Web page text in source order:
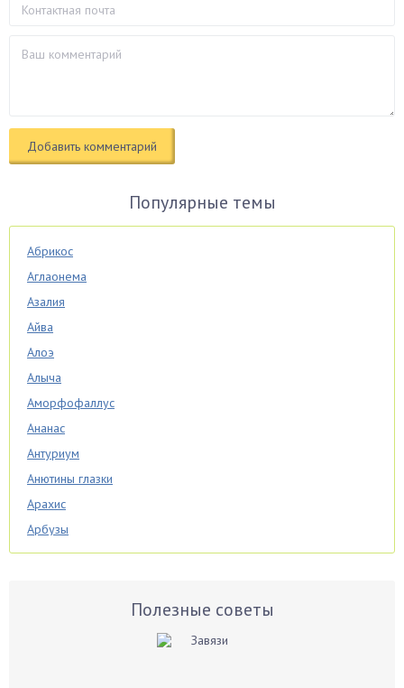
Популярные темы
Абрикос
Аглаонема
Азалия
Айва
Алоэ
Алыча
Аморфофаллус
Ананас
Антуриум
Анютины глазки
Арахис
Арбузы
Аспарагус
Полезные советы